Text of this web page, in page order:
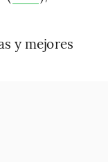
y mejores